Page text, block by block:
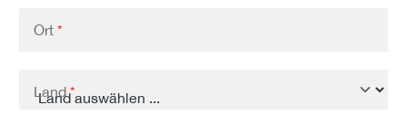
Ort *
Land*